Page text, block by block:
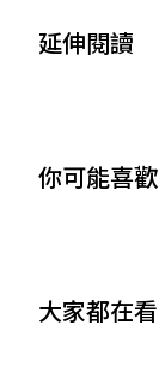
延伸閱讀
你可能喜歡
大家都在看